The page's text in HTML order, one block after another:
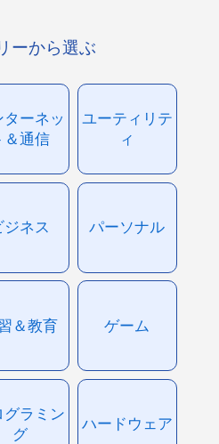
ーから選ぶ
ターネッ
＆通信
ユーティリテ
ィ
ジネス パーソナル
＆教育 ゲーム
グラミン
グ
ハードウェア